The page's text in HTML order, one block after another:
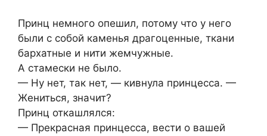
Принц немного опешил, потому что у него
были с собой каменья драгоценные, ткани
бархатные и нити жемчужные.
А стамески не было.
— Ну нет, так нет, — кивнула принцесса. —
Жениться, значит?
Принц откашлялся:
— Прекрасная принцесса, вести о вашей